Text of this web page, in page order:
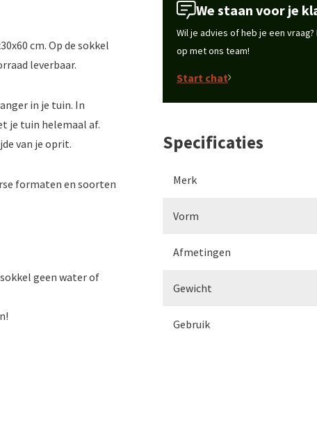
cm. Op de sokkel
leverbaar.
in je tuin. In
je tuin helemaal af.
van je oprit.
formaten en soorten
geen water of
We staan voor je
Wil je advies of heb je een
op met ons team!
Start chat
Specificaties
Merk
Vorm
Afmetingen
Gewicht
Gebruik